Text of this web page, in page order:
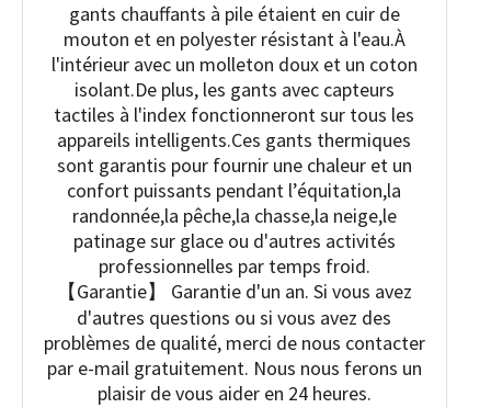
gants chauffants à pile étaient en cuir de
mouton et en polyester résistant à l'eau.À
l'intérieur avec un molleton doux et un coton
isolant.De plus, les gants avec capteurs
tactiles à l'index fonctionneront sur tous les
appareils intelligents.Ces gants thermiques
sont garantis pour fournir une chaleur et un
confort puissants pendant l’équitation,la
randonnée,la pêche,la chasse,la neige,le
patinage sur glace ou d'autres activités
professionnelles par temps froid.
【Garantie】 Garantie d'un an. Si vous avez
d'autres questions ou si vous avez des
problèmes de qualité, merci de nous contacter
par e-mail gratuitement. Nous nous ferons un
plaisir de vous aider en 24 heures.